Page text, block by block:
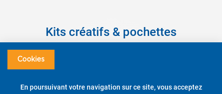
Kits créatifs & pochettes
Pour vous aider à utiliser vos kits créatifs,téléchargez la brochure
Cookies
En poursuivant votre navigation sur ce site, vous acceptez